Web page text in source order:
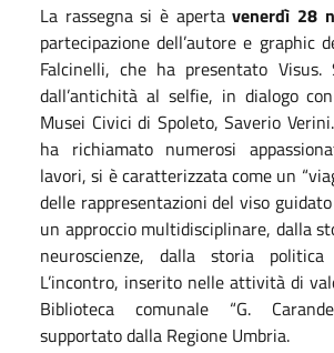
La rassegna si è apertavenerdì 28
partecipazione dell’autore e graphic
Falcinelli, che ha presentato
dall’antichità al selfie, in dialogo
Musei Civici di Spoleto, Saverio
ha richiamato numerosi
lavori, si è caratterizzata come un
delle rappresentazioni del viso
un approccio multidisciplinare, dalla
neuroscienze, dalla storia
L’incontro, inserito nelle attività di
Biblioteca comunale “G.
supportato dalla Regione Umbria.